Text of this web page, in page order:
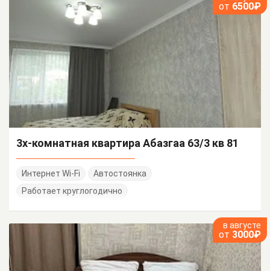
от 6500₽
3х-комнатная квартира Абазгаа 63/3 кв 81
Интернет Wi-Fi
Автостоянка
Работает круглогодично
в августе
от 3000₽